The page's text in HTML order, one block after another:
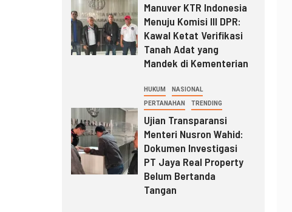
Manuver KTR Indonesia
Menuju Komisi III DPR:
Kawal Ketat Verifikasi
Tanah Adat yang
Mandek di Kementerian
HUKUM NASIONAL
PERTANAHAN TRENDING
Ujian Transparansi
Menteri Nusron Wahid:
Dokumen Investigasi
PT Jaya Real Property
Belum Bertanda
Tangan